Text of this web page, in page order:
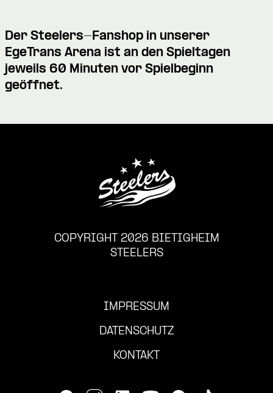
Der Steelers-Fanshop in unserer
EgeTrans Arena ist an den Spieltagen
jeweils 60 Minuten vor Spielbeginn
geöffnet.
COPYRIGHT 2026 BIETIGHEIM
STEELERS
IMPRESSUM
DATENSCHUTZ
KONTAKT